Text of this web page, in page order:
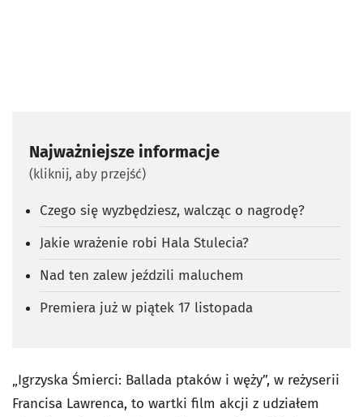
Najważniejsze informacje
(kliknij, aby przejść)
Czego się wyzbędziesz, walcząc o nagrodę?
Jakie wrażenie robi Hala Stulecia?
Nad ten zalew jeździli maluchem
Premiera już w piątek 17 listopada
„Igrzyska Śmierci: Ballada ptaków i węży”, w reżyserii
Francisa Lawrenca, to wartki film akcji z udziałem